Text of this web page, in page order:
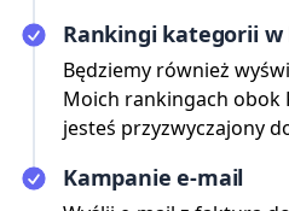
Rankingi kategorii
Będziemy również
Moich rankingach
jesteś przyzwyczajony
Kampanie e-mail